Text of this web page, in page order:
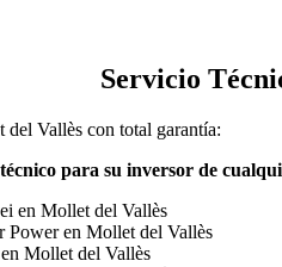
Servicio
Vallès con total garantía:
para su inversor de
en Mollet del Vallès
Power en Mollet del Vallès
Mollet del Vallès